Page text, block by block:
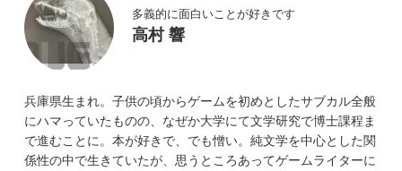
多義的に面白いことが好きです
高村 響
兵庫県生まれ。子供の頃からゲームを初めとしたサブカル全般
にハマっていたものの、なぜか大学にて文学研究で博士課程ま
で進むことに。本が好きで、でも憎い。純文学を中心とした関
係性の中で生きていたが、思うところあってゲームライターに